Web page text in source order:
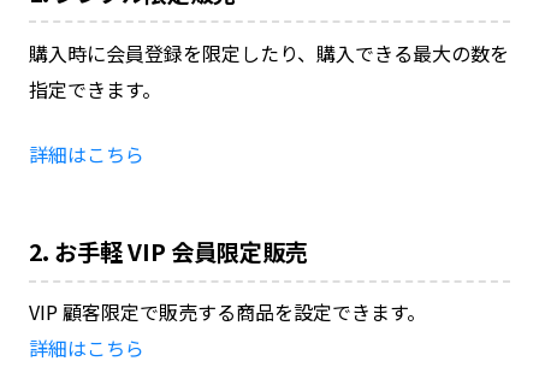
購入時に会員登録を限定したり、購入できる最大の数を
指定できます。
詳細はこちら
2. お手軽 VIP 会員限定販売
VIP 顧客限定で販売する商品を設定できます。
詳細はこちら